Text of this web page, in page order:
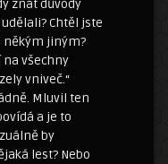
znát důvody
Chtěl jste
někým jiným?
všechny
vniveč.“
Mluvil ten
a je to
by
lest? Nebo